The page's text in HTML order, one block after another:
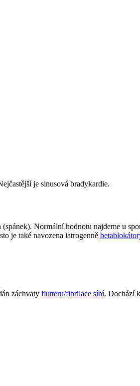
je sinusová bradykardie.
Normální hodnotu najdeme u
je také navozena iatrogenně
záchvaty flutteru/fibrilace síní. Dochází